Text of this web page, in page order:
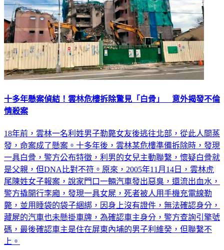
十多年懸案偵結！雲林危樓拆除驚見「白骨」 意外揭發不倫
情殺案
18年前，雲林一名利姓男子勒斃女友後逃往北部，從此人間蒸
發，命案成了懸案。十多年後，雲林某危樓準備拆除時，發現
一具白骨，警方公布特徵，利男的女兒主動聯繫，懷疑白骨就
是父親，但DNA比對不符。原來，2005年11月14日，雲林虎
尾陳姓女子報案，說家門口一輛汽車發出惡臭，還流出血水，
警方撬開行李廂，發現一具女屍，死者被人用手機充電線勒
斃，並用睡袋的袋子綑綁，因身上沒有證件，無法確認身分，
藏屍的汽車也未懸掛車牌，為確認車主身分，警方查詢引擎號
碼，最後確認車主是住在屏東內埔的男子利維癸，但聯繫不
上。